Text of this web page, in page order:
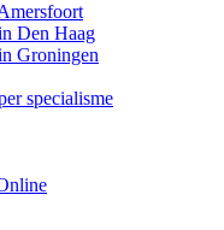
Den Haag
Groningen
specialisme